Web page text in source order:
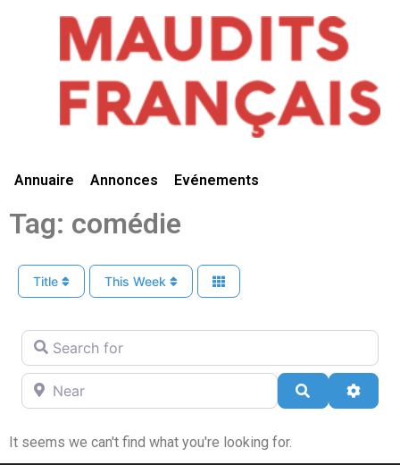
Annuaire Annonces Evénements
Tag: comédie
Title This Week
Search for
Near
Search
It seems we can't find what you're looking for.